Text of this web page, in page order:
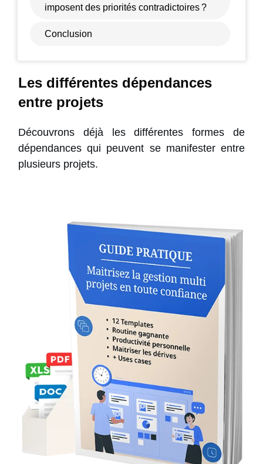
imposent des priorités contradictoires ?
Conclusion
Les différentes dépendances
entre projets
Découvrons déjà les différentes formes de
dépendances qui peuvent se manifester entre
plusieurs projets.